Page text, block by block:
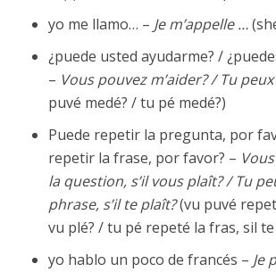
yo me llamo… – Je m’appelle …
¿puede usted ayudarme? /
– Vous pouvez m’aider? / Tu peux
puvé medé? / tu pé medé?)
Puede repetir la pregunta, por
repetir la frase, por favor? –
la question, s’il vous plaît? / Tu
phrase, s’il te plaît?(vu puvé
vu plé? / tu pé repeté la fras, sil te
yo hablo un poco de francés – Je